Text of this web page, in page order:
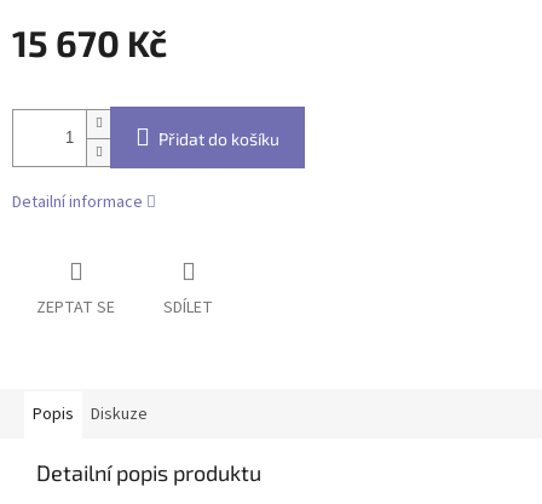
15 670 Kč
cena:
Přidat do košíku
Detailní informace
ZEPTAT SE SDÍLET
Popis Diskuze
Detailní popis produktu